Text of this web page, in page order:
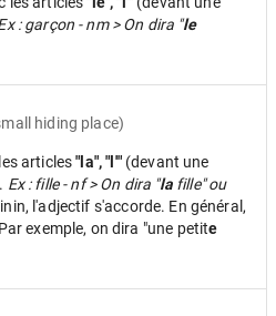
: garçon - nm > On dira "le
hiding place)
articles"la", "l'" (devant une
. Ex : fille - nf > On dira "lafille" ou
l'adjectif s'accorde. En général,
exemple, on dira "une petite